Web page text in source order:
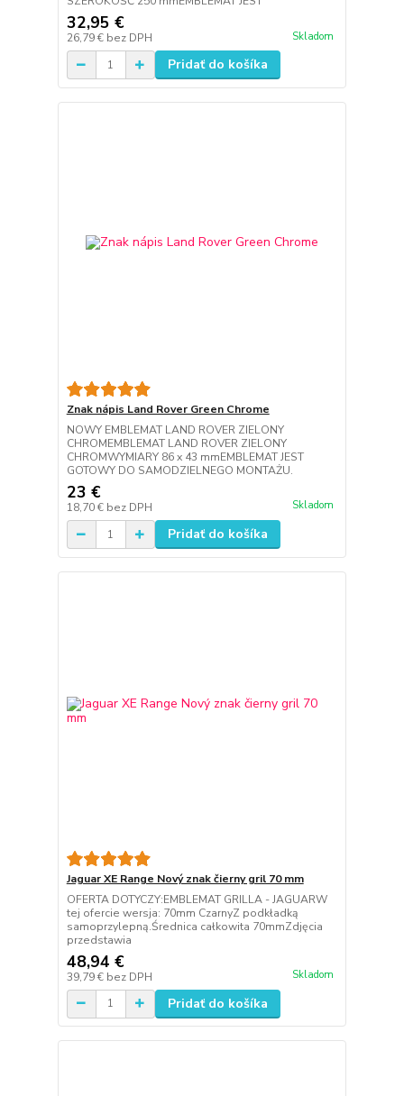
32,95 €
26,79 € bez DPH Skladom
Pridať do košíka
Znak nápis Land Rover Green Chrome
NOWY EMBLEMAT LAND ROVER ZIELONY
CHROMEMBLEMAT LAND ROVER ZIELONY
CHROMWYMIARY 86 x 43 mmEMBLEMAT JEST
GOTOWY DO SAMODZIELNEGO MONTAŻU.
23 €
18,70 € bez DPH Skladom
Pridať do košíka
Jaguar XE Range Nový znak čierny gril 70 mm
OFERTA DOTYCZY:EMBLEMAT GRILLA - JAGUARW
tej ofercie wersja: 70mm CzarnyZ podkładką
samoprzylepną.Średnica całkowita 70mmZdjęcia
przedstawia
48,94 €
39,79 € bez DPH Skladom
Pridať do košíka